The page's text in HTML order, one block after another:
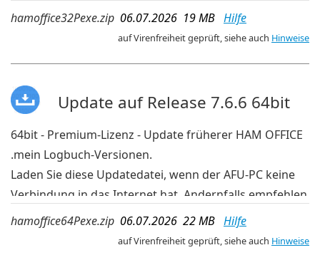
wir die aktuelleren Updates der OnlineUpdate-
Verwaltung im Programm.
hamoffice32Pexe.zip 06.07.2026 19 MB Hilfe
auf Virenfreiheit geprüft, siehe auch Hinweise
Update auf Release 7.6.6 64bit
64bit - Premium-Lizenz - Update früherer HAM OFFICE
.mein Logbuch-Versionen.
Laden Sie diese Updatedatei, wenn der AFU-PC keine
Verbindung in das Internet hat. Andernfalls empfehlen
wir die aktuelleren Updates der OnlineUpdate-
Verwaltung im Programm.
hamoffice64Pexe.zip 06.07.2026 22 MB Hilfe
auf Virenfreiheit geprüft, siehe auch Hinweise